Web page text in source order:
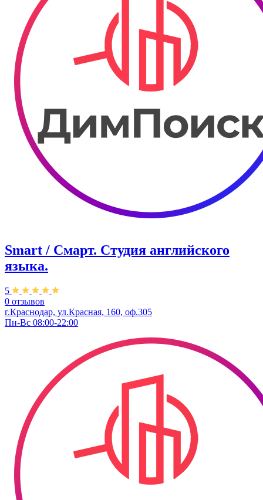
Smart / Смарт. Студия английского
языка.
5
0 отзывов
г.Краснодар, ул.Красная, 160, оф.305
Пн-Вс 08:00-22:00